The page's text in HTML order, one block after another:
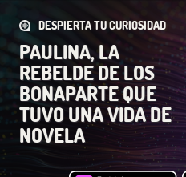
DESPIERTA TU CURIOSIDAD
PAULINA, LA
REBELDE DE LOS
BONAPARTE QUE
TUVO UNA VIDA DE
NOVELA